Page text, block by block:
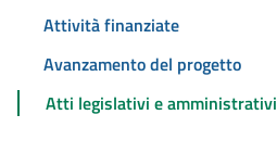
Attività finanziate
Avanzamento del progetto
Atti legislativi e amministrativi